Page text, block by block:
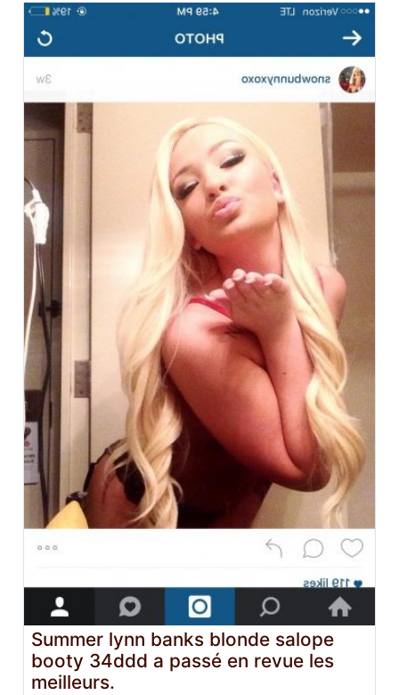
Summer lynn banks blonde salope
booty 34ddd a passé en revue les
meilleurs.